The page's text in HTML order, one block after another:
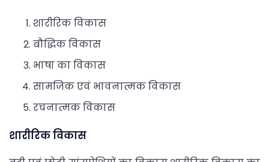
शारीरिक विकास
बौद्धिक विकास
भाषा का विकास
सामजिक एवं भावनात्मक विकास
रचनात्मक विकास
शारीरिक विकास